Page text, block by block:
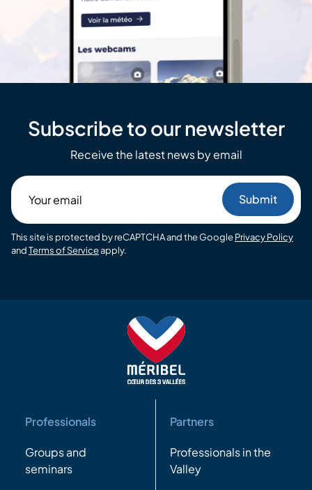
Subscribe to our newsletter
Receive the latest news by email
email
This site is protected by reCAPTCHA and the GooglePrivacy Policy
andTerms of Serviceapply.
Professionals
Groups and
seminars
Partners
Professionals in the
Valley